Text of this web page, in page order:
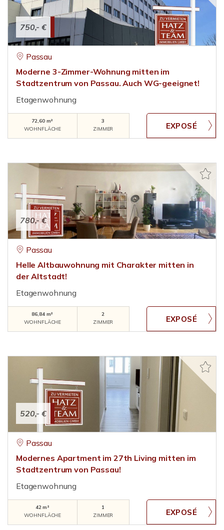
750,- €
Passau
Moderne 3-Zimmer-Wohnung mitten im
Stadtzentrum von Passau. Auch WG-geeignet!
Etagenwohnung
72,60 m²
WOHNFLÄCHE
3
ZIMMER
780,- €
Passau
Helle Altbauwohnung mit Charakter mitten in
der Altstadt!
Etagenwohnung
86,84 m²
WOHNFLÄCHE
2
ZIMMER
520,- €
Passau
Modernes Apartment im 27th Living mitten im
Stadtzentrum von Passau!
Etagenwohnung
42 m²
WOHNFLÄCHE
1
ZIMMER